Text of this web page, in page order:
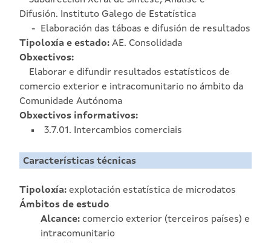
Difusión. Instituto Galego de Estatística
Elaboración das táboas e difusión de resultados
Tipoloxía e estado: AE. Consolidada
Obxectivos:
Elaborar e difundir resultados estatísticos de
comercio exterior e intracomunitario no ámbito da
Comunidade Autónoma
Obxectivos informativos:
3.7.01. Intercambios comerciais
Características técnicas
Tipoloxía: explotación estatística de microdatos
Ámbitos de estudo
Alcance: comercio exterior (terceiros países) e
intracomunitario